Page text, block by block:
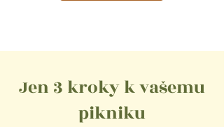
Jen 3 kroky k vašemu
pikniku